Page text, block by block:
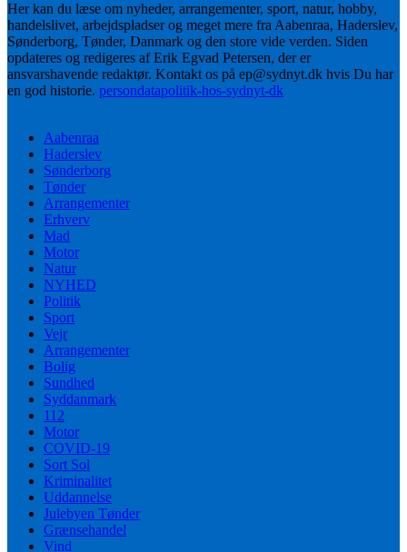
Her kan du læse om nyheder, arrangementer, sport, natur, hobby,
handelslivet, arbejdspladser og meget mere fra Aabenraa, Haderslev,
Sønderborg, Tønder, Danmark og den store vide verden. Siden
opdateres og redigeres af Erik Egvad Petersen, der er
ansvarshavende redaktør. Kontakt os på ep@sydnyt.dk hvis Du har
en god historie. persondatapolitik-hos-sydnyt-dk
Aabenraa
Haderslev
Sønderborg
Tønder
Arrangementer
Erhverv
Mad
Motor
Natur
NYHED
Politik
Sport
Vejr
Arrangementer
Bolig
Sundhed
Syddanmark
112
Motor
COVID-19
Sort Sol
Kriminalitet
Uddannelse
Julebyen Tønder
Grænsehandel
Vind